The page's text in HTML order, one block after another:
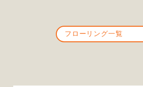
フローリング一覧